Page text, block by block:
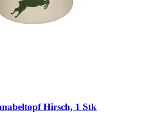
Hirsch, 1 Stk